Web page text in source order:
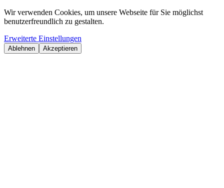
Wir verwenden Cookies, um unsere Webseite für Sie möglichst
benutzerfreundlich zu gestalten.
Erweiterte Einstellungen
Ablehnen Akzeptieren